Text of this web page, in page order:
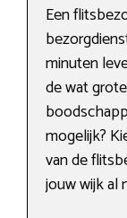
Een
minuten
de wat
mogelijk?
van de
jouw wijk al